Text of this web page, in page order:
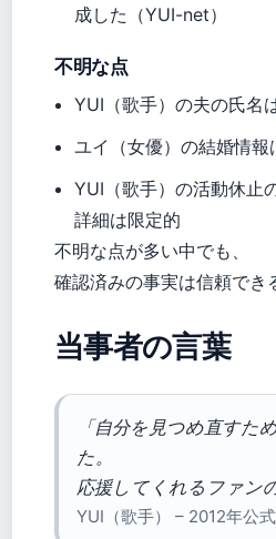
成した（YUI-net）
不明な点
YUI（歌手）の夫の氏名
ユイ（女優）の結婚情
YUI（歌手）の活動休止
詳細は限定的
不明な点が多い中でも、
確認済みの事実は信頼でき
当事者の言葉
「自分を見つめ直すた
た。
応援してくれるファン
YUI（歌手） – 2012年公